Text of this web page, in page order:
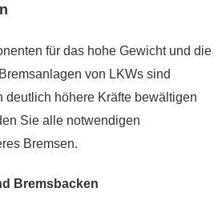
für das hohe Gewicht und die
von LKWs sind
deutlich höhere Kräfte bewältigen
Sie alle notwendigen
Bremsen.
Bremsbacken